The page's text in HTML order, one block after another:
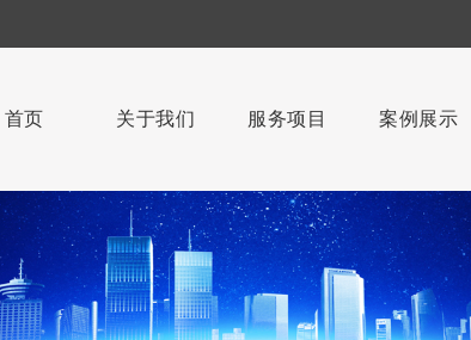
首页 关于我们 服务项目 案例展示